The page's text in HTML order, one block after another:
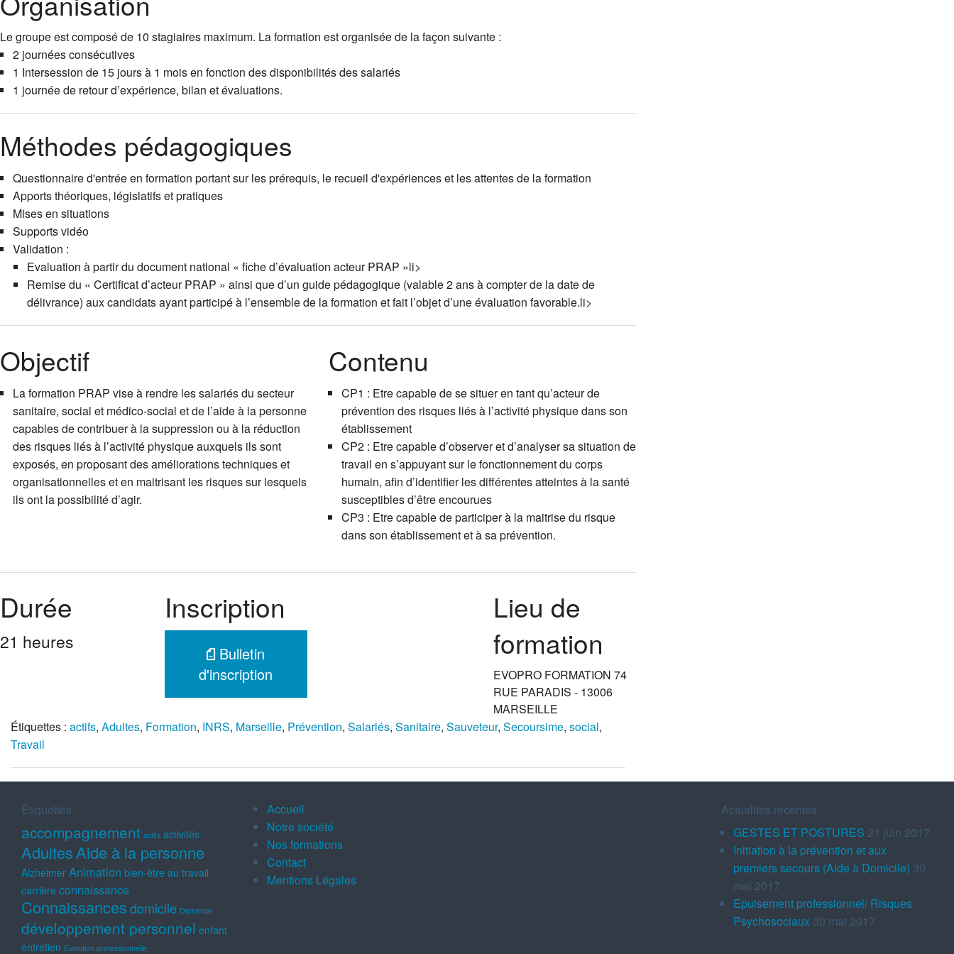
Le groupe est composé de 10 stagiaires maximum. La formation est organisée de la façon suivante :
2 journées consécutives
1 Intersession de 15 jours à 1 mois en fonction des disponibilités des salariés
1 journée de retour d’expérience, bilan et évaluations.
Méthodes pédagogiques
Questionnaire d'entrée en formation portant sur les prérequis, le recueil d'expériences et les attentes de la formation
Apports théoriques, législatifs et pratiques
Mises en situations
Supports vidéo
Validation :
Evaluation à partir du document national « fiche d’évaluation acteur PRAP »li>
Remise du « Certificat d’acteur PRAP » ainsi que d’un guide pédagogique (valable 2 ans à compter de la date de
délivrance) aux candidats ayant participé à l’ensemble de la formation et fait l’objet d’une évaluation favorable.li>
Objectif
La formation PRAP vise à rendre les salariés du secteur
sanitaire, social et médico-social et de l’aide à la personne
capables de contribuer à la suppression ou à la réduction
des risques liés à l’activité physique auxquels ils sont
exposés, en proposant des améliorations techniques et
organisationnelles et en maitrisant les risques sur lesquels
ils ont la possibilité d’agir.
Contenu
CP1 : Etre capable de se situer en tant qu’acteur de
prévention des risques liés à l’activité physique dans son
établissement
CP2 : Etre capable d’observer et d’analyser sa situation de
travail en s’appuyant sur le fonctionnement du corps
humain, afin d’identifier les différentes atteintes à la santé
susceptibles d’être encourues
CP3 : Etre capable de participer à la maitrise du risque
dans son établissement et à sa prévention.
Durée
21 heures
Inscription
Bulletin
d'inscription
Lieu de
formation
EVOPRO FORMATION 74
RUE PARADIS - 13006
MARSEILLE
Étiquettes : actifs, Adultes, Formation, INRS, Marseille, Prévention, Salariés, Sanitaire, Sauveteur, Secoursime, social,
Travail
Étiquettes
accompagnement actifs activités
AdultesAide à la personne
Alzheimer Animation bien-être au travail
carrière connaissance
Connaissancesdomicile Démence
développement personnel enfant
entretien Evolution professionnelle
Accueil
Notre société
Nos formations
Contact
Mentions Légales
Actualités récentes
GESTES ET POSTURES 21 juin 2017
Initiation à la prévention et aux
premiers secours (Aide à Domicile) 30
mai 2017
Epuisement professionnel/ Risques
Psychosociaux 30 mai 2017